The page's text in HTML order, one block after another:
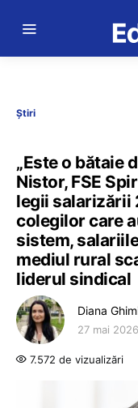
Știri
„Este o bătaie
Nistor, FSE
legii salarizării
colegilor care
sistem,
mediul rural
liderul sindical
Diana
27 mai 2026
7.572 de vizualizări